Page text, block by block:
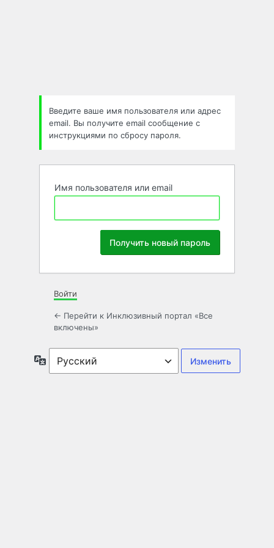
Введите ваше имя пользователя или адрес
email. Вы получите email сообщение с
инструкциями по сбросу пароля.
Имя пользователя или email
Войти
← Перейти к Инклюзивный портал «Все
включены»
Язык